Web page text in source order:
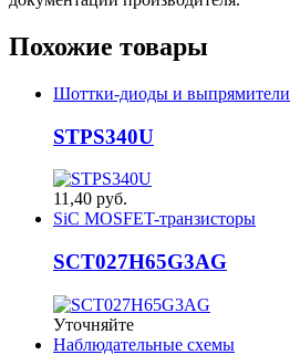
Похожие товары
Шоттки-диоды и выпрямители
STPS340U
11,40 руб.
SiC MOSFET-транзисторы
SCT027H65G3AG
Уточняйте
Наблюдательные схемы